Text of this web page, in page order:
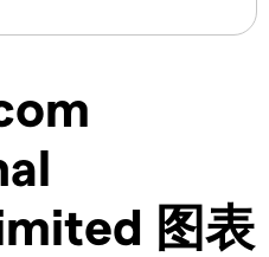
图表